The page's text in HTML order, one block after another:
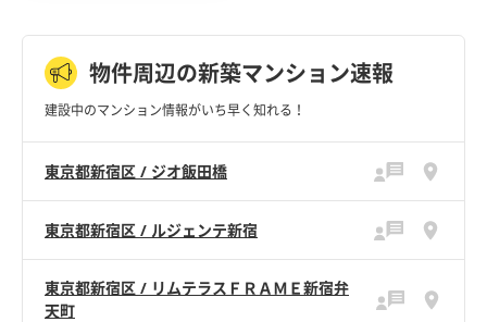
物件周辺の新築マンション速報
建設中のマンション情報がいち早く知れる！
東京都新宿区 / ジオ飯田橋
東京都新宿区 / ルジェンテ新宿
東京都新宿区 / リムテラスＦＲＡＭＥ新宿弁
天町